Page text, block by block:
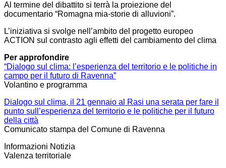
Al termine del dibattito si terrà la proiezione del
documentario “Romagna mia-storie di alluvioni”.
L’iniziativa si svolge nell’ambito del progetto europeo
ACTION sul contrasto agli effetti del cambiamento del clima
Per approfondire
“Dialogo sul clima: l’esperienza del territorio e le politiche in
campo per il futuro di Ravenna”
Volantino e programma
Dialogo sul clima, il 21 gennaio al Rasi una serata per fare il
punto sull’esperienza del territorio e le politiche per il futuro
della città
Comunicato stampa del Comune di Ravenna
Informazioni Notizia
Valenza territoriale